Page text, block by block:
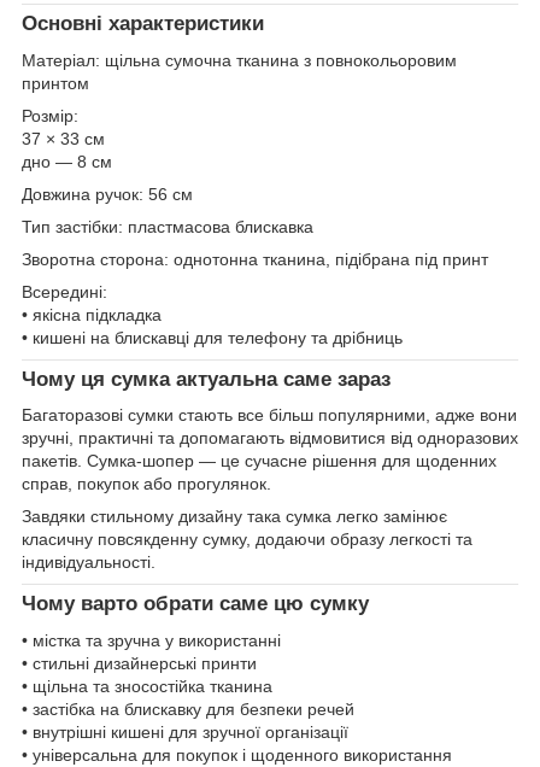
Основні характеристики
Матеріал: щільна сумочна тканина з повнокольоровим
принтом
Розмір:
37 × 33 см
дно — 8 см
Довжина ручок: 56 см
Тип застібки: пластмасова блискавка
Зворотна сторона: однотонна тканина, підібрана під принт
Всередині:
• якісна підкладка
• кишені на блискавці для телефону та дрібниць
Чому ця сумка актуальна саме зараз
Багаторазові сумки стають все більш популярними, адже вони
зручні, практичні та допомагають відмовитися від одноразових
пакетів. Сумка-шопер — це сучасне рішення для щоденних
справ, покупок або прогулянок.
Завдяки стильному дизайну така сумка легко замінює
класичну повсякденну сумку, додаючи образу легкості та
індивідуальності.
Чому варто обрати саме цю сумку
• містка та зручна у використанні
• стильні дизайнерські принти
• щільна та зносостійка тканина
• застібка на блискавку для безпеки речей
• внутрішні кишені для зручної організації
• універсальна для покупок і щоденного використання